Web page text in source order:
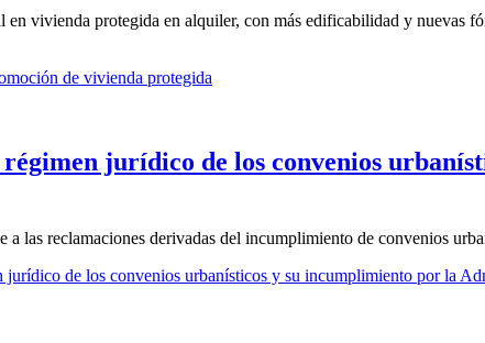
vivienda protegida en alquiler, con más edificabilidad y nuevas
de vivienda protegida
jurídico de los convenios
las reclamaciones derivadas del incumplimiento de convenios
de los convenios urbanísticos y su incumplimiento por la